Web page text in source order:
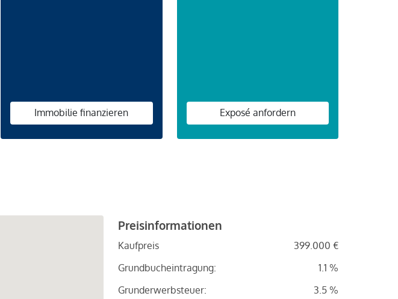
Immobilie finanzieren Exposé anfordern
Preisinformationen
Kaufpreis
399.000 €
Grundbucheintragung:
1.1 %
Grunderwerbsteuer:
3.5 %